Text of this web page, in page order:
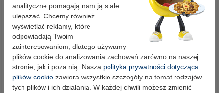
analityczne pomagają nam ją stale
ulepszać. Chcemy również
wyświetlać reklamy, które
odpowiadają Twoim
zainteresowaniom, dlatego używamy
plików cookie do analizowania zachowań zarówno na naszej
stronie, jak i poza nią. Nasza polityka prywatności dotycząca
plików cookie zawiera wszystkie szczegóły na temat rodzajów
tych plików i ich działania. W każdej chwili możesz zmienić
Zestaw 4x marker do tablic
suchościeralnych (okrągła
Segregator A4 plastikowy
niebieski 80 mm, 123drukuj